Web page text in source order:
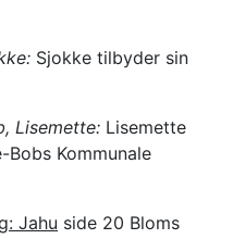
Sjokke tilbyder sin
Lisemette: Lisemette
Kommunale
Jahu side 20 Bloms